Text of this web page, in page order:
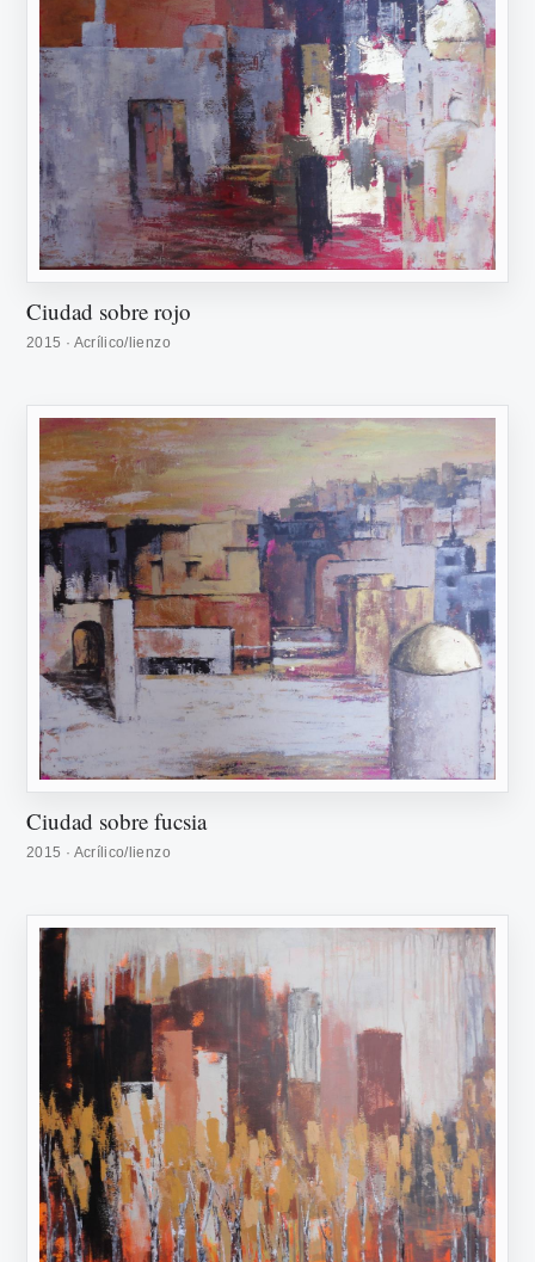
Ciudad sobre rojo
2015 · Acrílico/lienzo
Ciudad sobre fucsia
2015 · Acrílico/lienzo